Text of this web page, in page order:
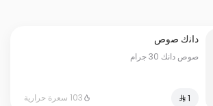
داﻧك ﺻوص
صوص دانك 30 جرام
103 سعرة حرارية